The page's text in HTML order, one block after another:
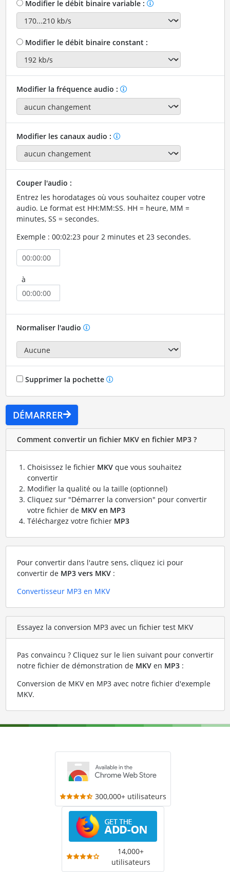
Modifier le débit binaire variable :
Modifier le débit binaire constant :
Modifier la fréquence audio :
Modifier les canaux audio :
Couper l'audio :
Entrez les horodatages où vous souhaitez couper votre
audio. Le format est HH:MM:SS. HH = heure, MM =
minutes, SS = secondes.
Exemple : 00:02:23 pour 2 minutes et 23 secondes.
à
Normaliser l'audio
Supprimer la pochette
DÉMARRER
Comment convertir un fichier MKV en fichier MP3 ?
Choisissez le fichier MKVque vous souhaitez
convertir
Modifier la qualité ou la taille (optionnel)
Cliquez sur "Démarrer la conversion" pour convertir
votre fichier de MKV en MP3
Téléchargez votre fichier MP3
Pour convertir dans l'autre sens, cliquez ici pour
convertir de MP3 vers MKV:
Convertisseur MP3 en MKV
Essayez la conversion MP3 avec un fichier test MKV
Pas convaincu ? Cliquez sur le lien suivant pour convertir
notre fichier de démonstration de MKVen MP3:
Conversion de MKV en MP3 avec notre fichier d'exemple
MKV.
300,000+ utilisateurs
14,000+
utilisateurs